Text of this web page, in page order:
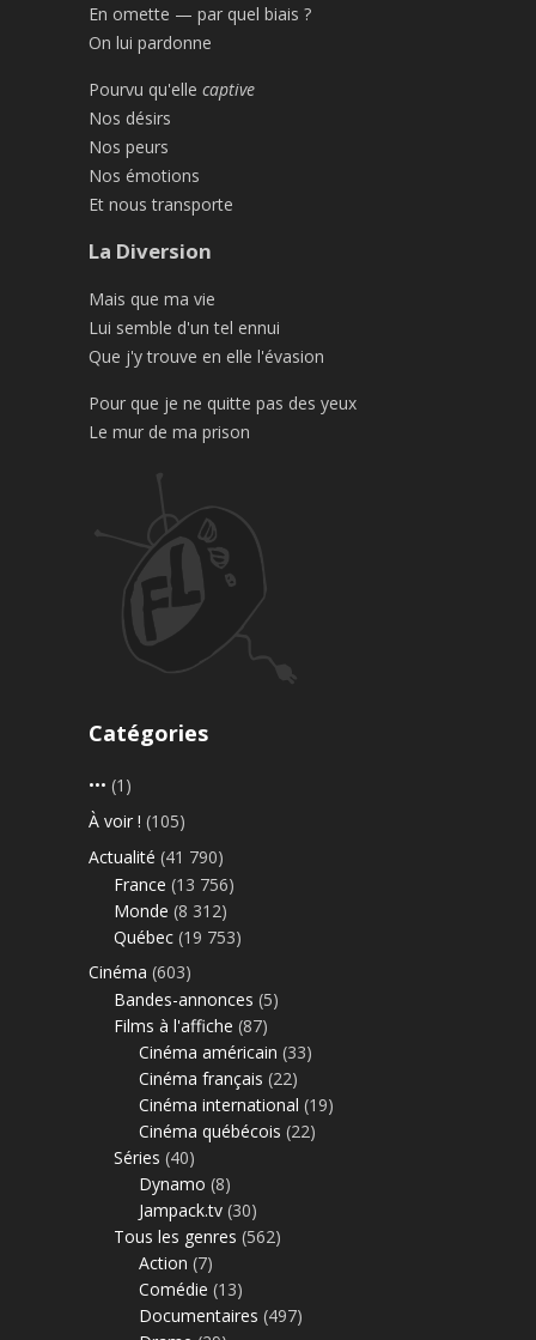
En omette — par quel biais ?
On lui pardonne
Pourvu qu'elle captive
Nos désirs
Nos peurs
Nos émotions
Et nous transporte
La Diversion
Mais que ma vie
Lui semble d'un tel ennui
Que j'y trouve en elle l'évasion
Pour que je ne quitte pas des yeux
Le mur de ma prison
Catégories
••• (1)
À voir ! (105)
Actualité (41 790)
France (13 756)
Monde (8 312)
Québec (19 753)
Cinéma (603)
Bandes-annonces (5)
Films à l'affiche (87)
Cinéma américain (33)
Cinéma français (22)
Cinéma international (19)
Cinéma québécois (22)
Séries (40)
Dynamo (8)
Jampack.tv (30)
Tous les genres (562)
Action (7)
Comédie (13)
Documentaires (497)